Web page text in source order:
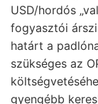
USD/hordós
fogyasztói
határt a
szükséges az
gyengébb